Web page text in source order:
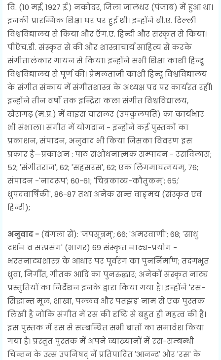
वि. (10 मई, 1927 ई.) नकोदर, जिला जालंधर (पंजाब) में हुआ था।
इनकी प्रारम्भिक शिक्षा घर पर हुई थी। इन्होंने बी.ए. दिल्ली
विश्वविद्यालय से किया और ऍग.ए. हिन्दी और संस्कृत से किया।
पीऍच.डी. संस्कृत से की और शास्त्राचार्य साहित्य से करके
संगीतालंकार गायन से किया। इन्होंने सभी शिक्षा काशी हिन्दू
विश्वविद्यालय से पूर्ण की। प्रेमलताजी काशी हिन्दू विश्वविद्यालय
के संगीत संकाय में संगीतशास्त्र के अध्यक्ष पद पर कार्यरत रहीं।
इन्होंने तीन वर्षों तक इन्द्रिरा कला संगीत विश्वविद्यालय,
खैरागढ़ (म.प्र.) में वाइस चांसलर (उपकुलपति) का कार्यभार
भी संभाला। संगीत में योगदान - इन्होंने कई पुस्तकों का
प्रकाशन, संपादन, अनुवाद भी किया जिसका विवरण इस
प्रकार है—प्रकाशन : पाठ संशोधनात्मक सम्पादन - रसविलास;
52; 'संगीतराज', 62; 'सहसरस', 62; एक लिंगमाघत्मयम्, 76;
संपादन -'नादरूप'; 60-61; 'चित्रकाव्य-कौतुकम्'; 65;'
ध्रुपदवार्षिकी', 86-87 तथा अनेक सन्त वाङ्मय (संस्कृत एवं
हिन्दी);
अनुवाद - (बंगला से): 'जपसूत्रम्'; 66; 'अमरवाणी'; 68; 'साधु
दर्शन व सत्प्रसंग' (भागर) 69 संस्कृत नाट्य-प्रयोग -
भरतनाट्यशास्त्र के आधार पर पूर्वरंग का पुनर्निर्माण; तदंगभूत
ध्रुवा, निर्गीत, गीतक आदि का पुनरुद्धार; अनेकों संस्कृत नाट्य
प्रस्तुतियों का निर्देशन इनके द्वारा किया गया है। इन्होंने 'रस-
सिद्धान्त मूल, शाखा, पल्लव और पतझड़' नाम से एक पुस्तक
लिखी है जोकि संगीत में रस की दृष्टि से बहुत ही महत्व की है।
इस पुस्तक में रस से सम्बन्धित सभी बातों का समावेश किया
गया है। प्रस्तुत पुस्तक में अपने व्याख्यानों में रस-सम्बन्धी
चिन्तन के उत्स उपनिषद् नें प्रतिपादित 'आनन्द' और 'रस' के